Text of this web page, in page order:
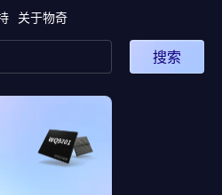
关于物奇
搜索